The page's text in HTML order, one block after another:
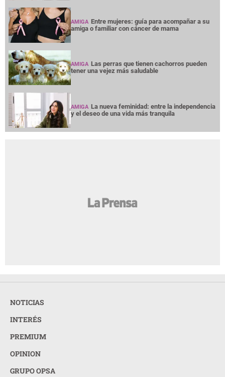
AMIGA Entre mujeres: guía para acompañar a su
amiga o familiar con cáncer de mama
AMIGA Las perras que tienen cachorros pueden
tener una vejez más saludable
AMIGA La nueva feminidad: entre la independencia
y el deseo de una vida más tranquila
NOTICIAS
INTERÉS
PREMIUM
OPINION
GRUPO OPSA